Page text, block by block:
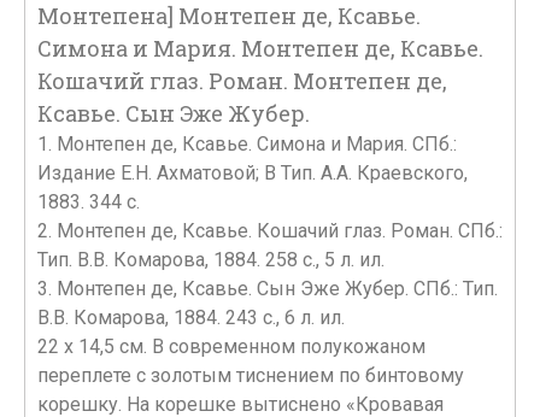
Монтепена] Монтепен де, Ксавье.
Симона и Мария. Монтепен де, Ксавье.
Кошачий глаз. Роман. Монтепен де,
Ксавье. Сын Эже Жубер.
1. Монтепен де, Ксавье. Симона и Мария. СПб.:
Издание Е.Н. Ахматовой; В Тип. А.А. Краевского,
1883. 344 с.
2. Монтепен де, Ксавье. Кошачий глаз. Роман. СПб.:
Тип. В.В. Комарова, 1884. 258 с., 5 л. ил.
3. Монтепен де, Ксавье. Сын Эже Жубер. СПб.: Тип.
В.В. Комарова, 1884. 243 с., 6 л. ил.
22 х 14,5 см. В современном полукожаном
переплете с золотым тиснением по бинтовому
корешку. На корешке вытиснено «Кровавая